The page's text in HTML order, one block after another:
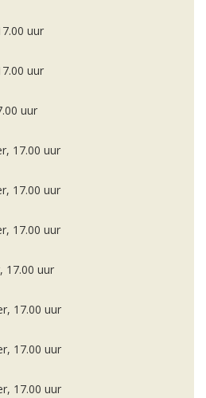
uur
uur
uur
17.00 uur
17.00 uur
17.00 uur
17.00 uur
17.00 uur
17.00 uur
17.00 uur